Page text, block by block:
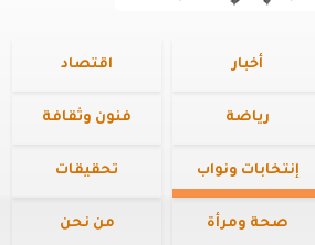
أخبار اقتصاد
رياضة فنون وثقافة
إنتخابات ونواب تحقيقات
صحة ومرأة من نحن